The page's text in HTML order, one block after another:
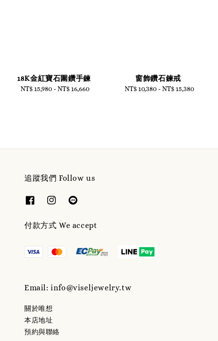
18K金紅寶石圍鑽手鍊
Regular
NT$ 15,980 -NT$ 16,660
窗飾鑽石鍊戒
Regular
NT$ 10,380-NT$ 15,380
追蹤我們 Follow us
付款方式 We accept
Email: info@viseljewelry.tw
關於唯想
本店地址
預約與聯絡